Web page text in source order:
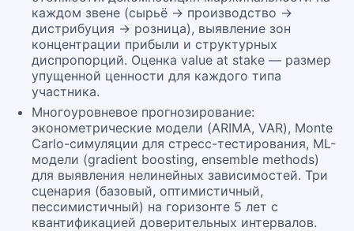
каждом звене (сырьё → производство →
дистрибуция → розница), выявление зон
концентрации прибыли и структурных
диспропорций. Оценка value at stake — размер
упущенной ценности для каждого типа
участника.
Многоуровневое прогнозирование:
эконометрические модели (ARIMA, VAR), Monte
Carlo-симуляции для стресс-тестирования, ML-
модели (gradient boosting, ensemble methods)
для выявления нелинейных зависимостей. Три
сценария (базовый, оптимистичный,
пессимистичный) на горизонте 5 лет с
квантификацией доверительных интервалов.